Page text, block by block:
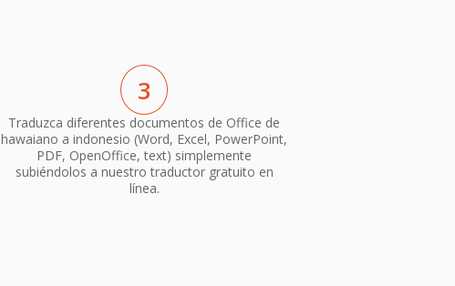
3
Traduzca diferentes documentos de Office de
hawaiano a indonesio (Word, Excel, PowerPoint,
PDF, OpenOffice, text) simplemente
subiéndolos a nuestro traductor gratuito en
línea.